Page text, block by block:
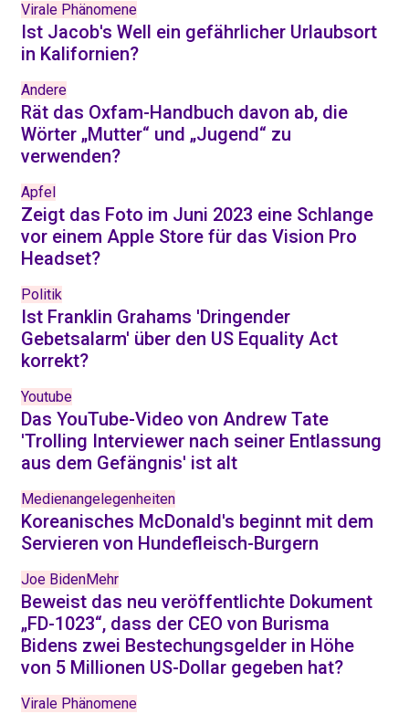
Virale Phänomene
Ist Jacob's Well ein gefährlicher Urlaubsort
in Kalifornien?
Andere
Rät das Oxfam-Handbuch davon ab, die
Wörter „Mutter“ und „Jugend“ zu
verwenden?
Apfel
Zeigt das Foto im Juni 2023 eine Schlange
vor einem Apple Store für das Vision Pro
Headset?
Politik
Ist Franklin Grahams 'Dringender
Gebetsalarm' über den US Equality Act
korrekt?
Youtube
Das YouTube-Video von Andrew Tate
'Trolling Interviewer nach seiner Entlassung
aus dem Gefängnis' ist alt
Medienangelegenheiten
Koreanisches McDonald's beginnt mit dem
Servieren von Hundefleisch-Burgern
Joe BidenMehr
Beweist das neu veröffentlichte Dokument
„FD-1023“, dass der CEO von Burisma
Bidens zwei Bestechungsgelder in Höhe
von 5 Millionen US-Dollar gegeben hat?
Virale Phänomene